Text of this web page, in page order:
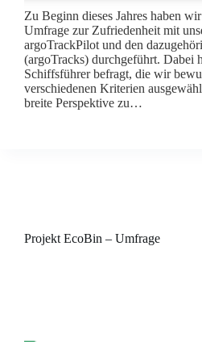
Zu Beginn dieses Jahres haben
Umfrage zur Zufriedenheit mit
argoTrackPilot und den
(argoTracks) durchgeführt. Dabei
Schiffsführer befragt, die wir
verschiedenen Kriterien
breite Perspektive zu…
Projekt EcoBin – Umfrage